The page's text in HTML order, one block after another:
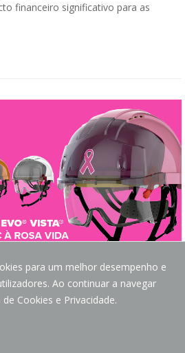
para um melhor desempenho e
Ao continuar a navegar
Cookies e Privacidade.
financeiro significativo para as
contra o cancro da mama
à sensibilização para o cancro da
a ser um dos maiores desafios
Mais do que nunca, este é o
da prevenção, do